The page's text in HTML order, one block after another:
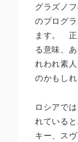
グラズノ
のプログ
ます。
る意味、
れわれ素
のかもしれ
ロシアで
れている
キー、ス